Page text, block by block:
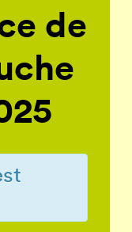
de